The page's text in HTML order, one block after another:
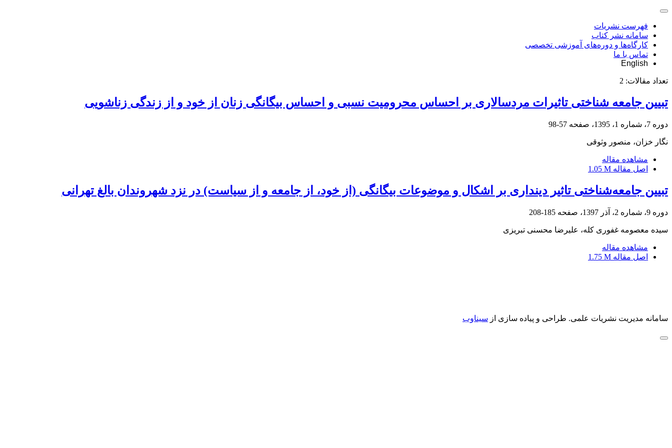
فهرست نشریات
سامانه نشر کتاب
کارگاه‌ها و دوره‌های آموزشی تخصصی
تماس با ما
English
تعداد مقالات: 2
تبیین جامعه شناختی تاثیرات مردسالاری بر احساس محرومیت نسبی و احساس بیگانگی زنان از خود و از زندگی زناشویی
دوره 7، شماره 1، 1395، صفحه 57-98
نگار خزان، منصور وثوقی
مشاهده مقاله
اصل مقاله 1.05 M
تبیین جامعه‌شناختی تاثیر دینداری بر اشکال و موضوعات بیگانگی (از خود، از جامعه و از سیاست) در نزد شهروندان بالغ تهرانی
دوره 9، شماره 2، آذر 1397، صفحه 185-208
سیده معصومه غفوری کله، علیرضا محسنی تبریزی
مشاهده مقاله
اصل مقاله 1.75 M
سامانه مدیریت نشریات علمی. طراحی و پیاده سازی از سیناوب